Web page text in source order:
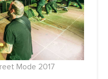
Mode 2017